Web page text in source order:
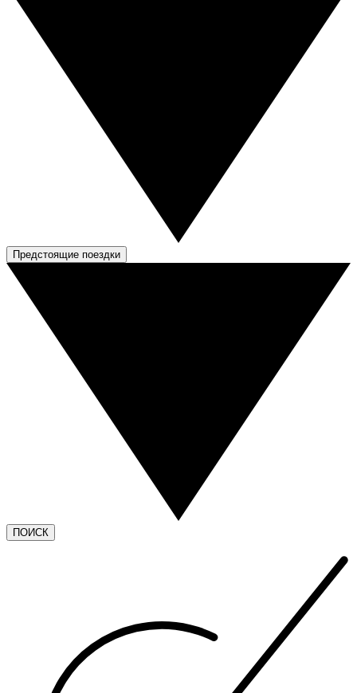
Предстоящие поездки
ПОИСК